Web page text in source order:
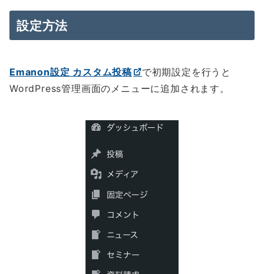
設定方法
Emanon設定 カスタム投稿
で初期設定を行うと
WordPress管理画面のメニューに追加されます。